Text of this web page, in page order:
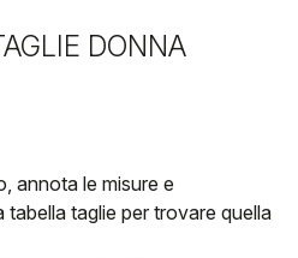
DONNA
annota le misure e
taglie per trovare quella